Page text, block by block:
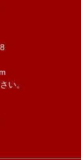
い。